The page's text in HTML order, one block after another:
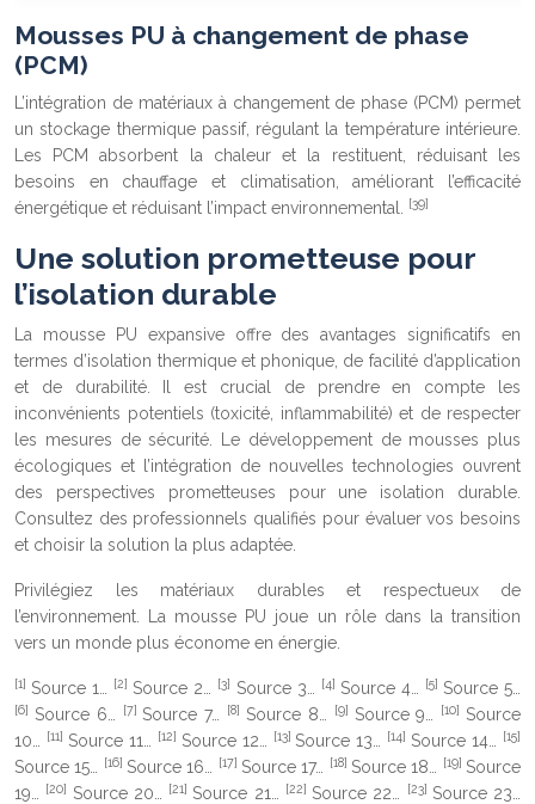
Mousses PU à changement de phase
(PCM)
L’intégration de matériaux à changement de phase (PCM) permet
un stockage thermique passif, régulant la température intérieure.
Les PCM absorbent la chaleur et la restituent, réduisant les
besoins en chauffage et climatisation, améliorant l’efficacité
énergétique et réduisant l’impact environnemental.
[39]
Une solution prometteuse pour
l’isolation durable
La mousse PU expansive offre des avantages significatifs en
termes d’isolation thermique et phonique, de facilité d’application
et de durabilité. Il est crucial de prendre en compte les
inconvénients potentiels (toxicité, inflammabilité) et de respecter
les mesures de sécurité. Le développement de mousses plus
écologiques et l’intégration de nouvelles technologies ouvrent
des perspectives prometteuses pour une isolation durable.
Consultez des professionnels qualifiés pour évaluer vos besoins
et choisir la solution la plus adaptée.
Privilégiez les matériaux durables et respectueux de
l’environnement. La mousse PU joue un rôle dans la transition
vers un monde plus économe en énergie.
[1] Source 1… [2] Source 2… [3] Source 3… [4] Source 4… [5] Source 5…
[6] Source 6… [7] Source 7… [8] Source 8… [9] Source 9… [10] Source
10…
[11] Source 11… [12] Source 12… [13] Source 13… [14] Source 14… [15]
Source 15… [16] Source 16… [17] Source 17… [18] Source 18… [19] Source
19…
[20] Source 20… [21] Source 21… [22] Source 22… [23] Source 23…